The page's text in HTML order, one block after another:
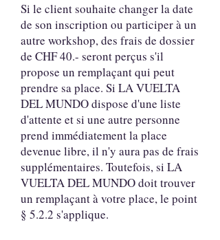
Si le client souhaite changer la date
de son inscription ou participer à un
autre workshop, des frais de dossier
de CHF 40.- seront perçus s'il
propose un remplaçant qui peut
prendre sa place. Si LA VUELTA
DEL MUNDO dispose d'une liste
d'attente et si une autre personne
prend immédiatement la place
devenue libre, il n'y aura pas de frais
supplémentaires. Toutefois, si LA
VUELTA DEL MUNDO doit trouver
un remplaçant à votre place, le point
§ 5.2.2 s'applique.